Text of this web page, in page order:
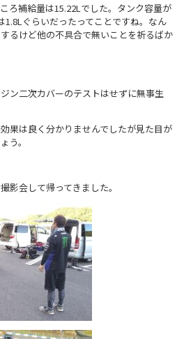
ろ補給量は15.22Lでした。タンク容量が
1.8Lぐらいだったってことですね。なん
るけど他の不具合で無いことを祈るばか
ン二次カバーのテストはせずに無事生
果は良く分かりませんでしたが見た目が
う。
影会して帰ってきました。